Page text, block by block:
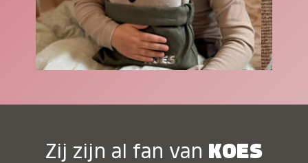
Zij zijn al fan van KOES